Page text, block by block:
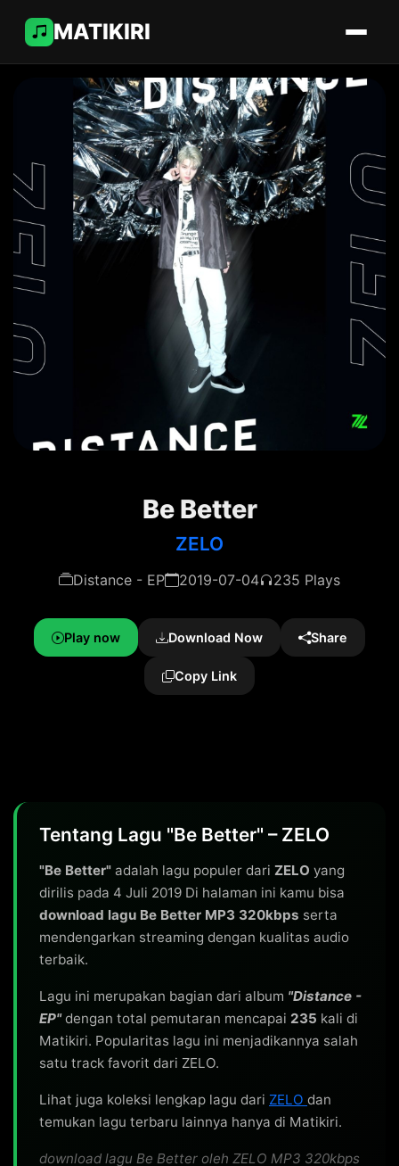
MATIKIRI
Be Better
ZELO
Distance - EP 2019-07-04 235 Plays
Play now Download Now Share
Copy Link
Tentang Lagu "Be Better" – ZELO
"Be Better" adalah lagu populer dari ZELO yang
dirilis pada 4 Juli 2019 Di halaman ini kamu bisa
download lagu Be Better MP3 320kbps serta
mendengarkan streaming dengan kualitas audio
terbaik.
Lagu ini merupakan bagian dari album "Distance -
EP"dengan total pemutaran mencapai 235 kali di
Matikiri. Popularitas lagu ini menjadikannya salah
satu track favorit dari ZELO.
Lihat juga koleksi lengkap lagu dari ZELO dan
temukan lagu terbaru lainnya hanya di Matikiri.
download lagu Be Better oleh ZELO MP3 320kbps